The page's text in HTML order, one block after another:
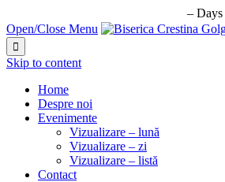
– Days
Open/Close Menu

Skip to content
Home
Despre noi
Evenimente
Vizualizare – lună
Vizualizare – zi
Vizualizare – listă
Contact